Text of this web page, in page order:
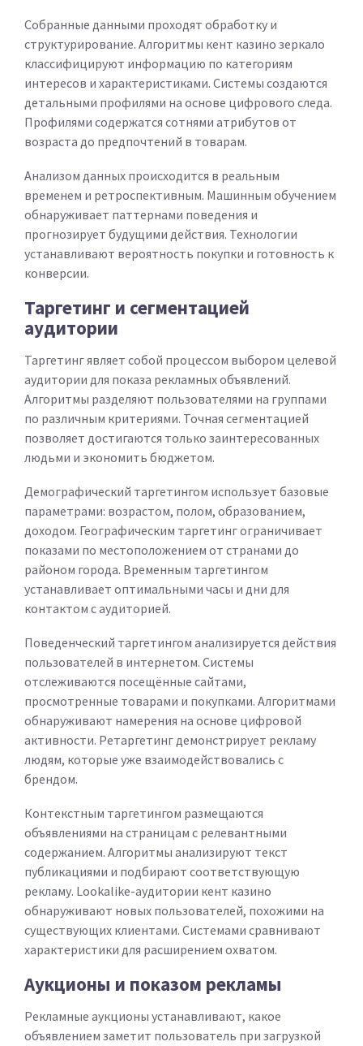
Собранные данными проходят обработку и
структурирование. Алгоритмы кент казино зеркало
классифицируют информацию по категориям
интересов и характеристиками. Системы создаются
детальными профилями на основе цифрового следа.
Профилями содержатся сотнями атрибутов от
возраста до предпочтений в товарам.
Анализом данных происходится в реальным
временем и ретроспективным. Машинным обучением
обнаруживает паттернами поведения и
прогнозирует будущими действия. Технологии
устанавливают вероятность покупки и готовность к
конверсии.
Таргетинг и сегментацией
аудитории
Таргетинг являет собой процессом выбором целевой
аудитории для показа рекламных объявлений.
Алгоритмы разделяют пользователями на группами
по различным критериями. Точная сегментацией
позволяет достигаются только заинтересованных
людьми и экономить бюджетом.
Демографический таргетингом использует базовые
параметрами: возрастом, полом, образованием,
доходом. Географическим таргетинг ограничивает
показами по местоположением от странами до
районом города. Временным таргетингом
устанавливает оптимальными часы и дни для
контактом с аудиторией.
Поведенческий таргетингом анализируется действия
пользователей в интернетом. Системы
отслеживаются посещённые сайтами,
просмотренные товарами и покупками. Алгоритмами
обнаруживают намерения на основе цифровой
активности. Ретаргетинг демонстрирует рекламу
людям, которые уже взаимодействовались с
брендом.
Контекстным таргетингом размещаются
объявлениями на страницам с релевантными
содержанием. Алгоритмы анализируют текст
публикациями и подбирают соответствующую
рекламу. Lookalike-аудитории кент казино
обнаруживают новых пользователей, похожими на
существующих клиентами. Системами сравнивают
характеристики для расширением охватом.
Аукционы и показом рекламы
Рекламные аукционы устанавливают, какое
объявлением заметит пользователь при загрузкой